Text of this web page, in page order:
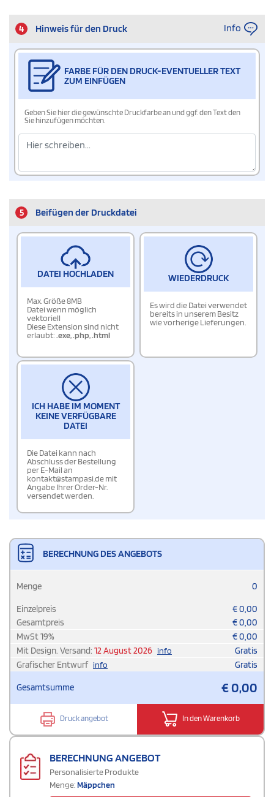
4 Hinweis für den Druck Info
FARBE FÜR DEN DRUCK-EVENTUELLER TEXT
ZUM EINFÜGEN
Geben Sie hier die gewünschte Druckfarbe an und ggf. den Text den
Sie hinzufügen möchten.
5 Beifügen der Druckdatei
DATEI HOCHLADEN
Max. Größe 8MB
Datei wenn möglich
vektoriell
Diese Extension sind nicht
erlaubt:.exe,.php,.html
WIEDERDRUCK
Es wird die Datei verwendet
bereits in unserem Besitz
wie vorherige Lieferungen.
ICH HABE IM MOMENT
KEINE VERFÜGBARE
DATEI
Die Datei kann nach
Abschluss der Bestellung
per E-Mail an
kontakt@stampasi.de mit
Angabe Ihrer Order-Nr.
versendet werden.
BERECHNUNG DES ANGEBOTS
Menge 0
Einzelpreis €0,00
Gesamtpreis
€0,00
MwSt19% €0,00
Mit Design. Versand: 12 August 2026 info
Gratis
Grafischer Entwurf info Gratis
Gesamtsumme €0,00
Druck angebot In den Warenkorb
BERECHNUNG ANGEBOT
Personalisierte Produkte
Menge:Mäppchen